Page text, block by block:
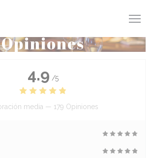
sus opciones de cookies
Opiniones
4.9 /5
media — 179 Opiniones